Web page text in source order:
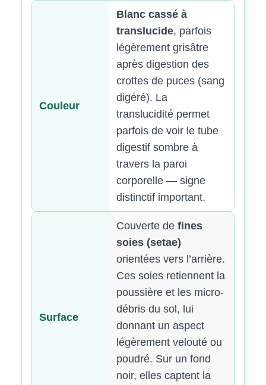
Couleur
Blanc cassé à
translucide, parfois
légèrement grisâtre
après digestion des
crottes de puces (sang
digéré). La
translucidité permet
parfois de voir le tube
digestif sombre à
travers la paroi
corporelle — signe
distinctif important.
Surface
Couverte de fines
soies (setae)
orientées vers l’arrière.
Ces soies retiennent la
poussière et les micro-
débris du sol, lui
donnant un aspect
légèrement velouté ou
poudré. Sur un fond
noir, elles captent la